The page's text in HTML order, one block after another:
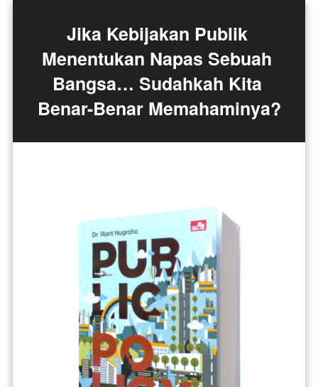
Jika Kebijakan Publik
Menentukan Napas Sebuah
Bangsa… Sudahkah Kita
Benar-Benar Memahaminya?